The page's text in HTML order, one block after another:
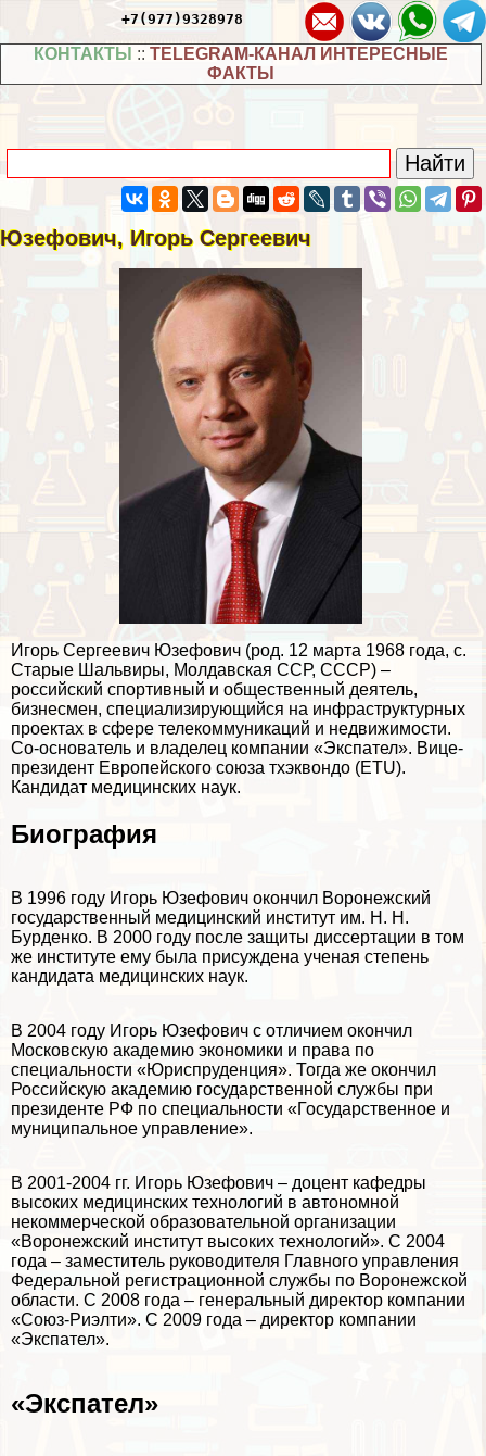
+7(977)9328978
КОНТАКТЫ :: TELEGRAM-КАНАЛ ИНТЕРЕСНЫЕ
ФАКТЫ
Юзефович, Игорь Сергеевич
Игорь Сергеевич Юзефович (род. 12 марта 1968 года, с.
Старые Шальвиры, Молдавская ССР, СССР) –
российский спортивный и общественный деятель,
бизнесмен, специализирующийся на инфраструктурных
проектах в сфере телекоммуникаций и недвижимости.
Со-основатель и владелец компании «Экспател». Вице-
президент Европейского союза тхэквондо (ETU).
Кандидат медицинских наук.
Биография
В 1996 году Игорь Юзефович окончил Воронежский
государственный медицинский институт им. Н. Н.
Бурденко. В 2000 году после защиты диссертации в том
же институте ему была присуждена ученая степень
кандидата медицинских наук.
В 2004 году Игорь Юзефович с отличием окончил
Московскую академию экономики и права по
специальности «Юриспруденция». Тогда же окончил
Российскую академию государственной службы при
президенте РФ по специальности «Государственное и
муниципальное управление».
В 2001-2004 гг. Игорь Юзефович – доцент кафедры
высоких медицинских технологий в автономной
некоммерческой образовательной организации
«Воронежский институт высоких технологий». С 2004
года – заместитель руководителя Главного управления
Федеральной регистрационной службы по Воронежской
области. С 2008 года – генеральный директор компании
«Союз-Риэлти». С 2009 года – директор компании
«Экспател».
«Экспател»